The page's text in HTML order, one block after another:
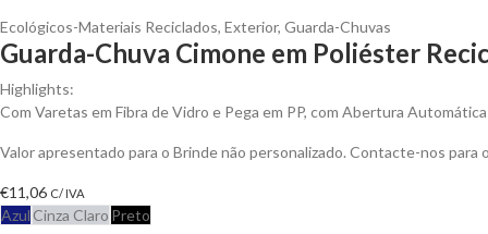
Ecológicos-Materiais Reciclados, Exterior, Guarda-Chuvas
Guarda-Chuva Cimone em Poliéster
Highlights:
Com Varetas em Fibra de Vidro e Pega em PP, com Abertura
Valor apresentado para o Brinde não personalizado. Contacte-nos
€11,06 C/ IVA
Azul Cinza Claro Preto